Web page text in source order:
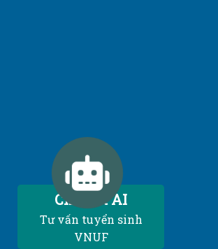
Chatbot AI
Tư vấn tuyển sinh
VNUF